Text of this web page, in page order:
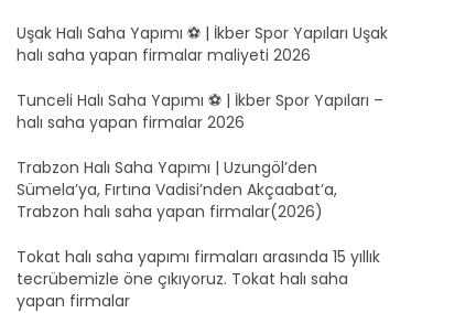
Uşak Halı Saha Yapımı ⚽ | İkber Spor Yapıları Uşak
halı saha yapan firmalar maliyeti 2026
Tunceli Halı Saha Yapımı ⚽ | İkber Spor Yapıları –
halı saha yapan firmalar 2026
Trabzon Halı Saha Yapımı | Uzungöl’den
Sümela’ya, Fırtına Vadisi’nden Akçaabat’a,
Trabzon halı saha yapan firmalar(2026)
Tokat halı saha yapımı firmaları arasında 15 yıllık
tecrübemizle öne çıkıyoruz. Tokat halı saha
yapan firmalar